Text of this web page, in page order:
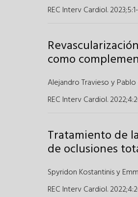
REC Interv Cardiol. 2023;5:
como
Alejandro Travieso yPablo
REC Interv Cardiol. 2022;4:
Tratamiento de
de oclusiones
Spyridon Kostantinis y
REC Interv Cardiol. 2022;4: